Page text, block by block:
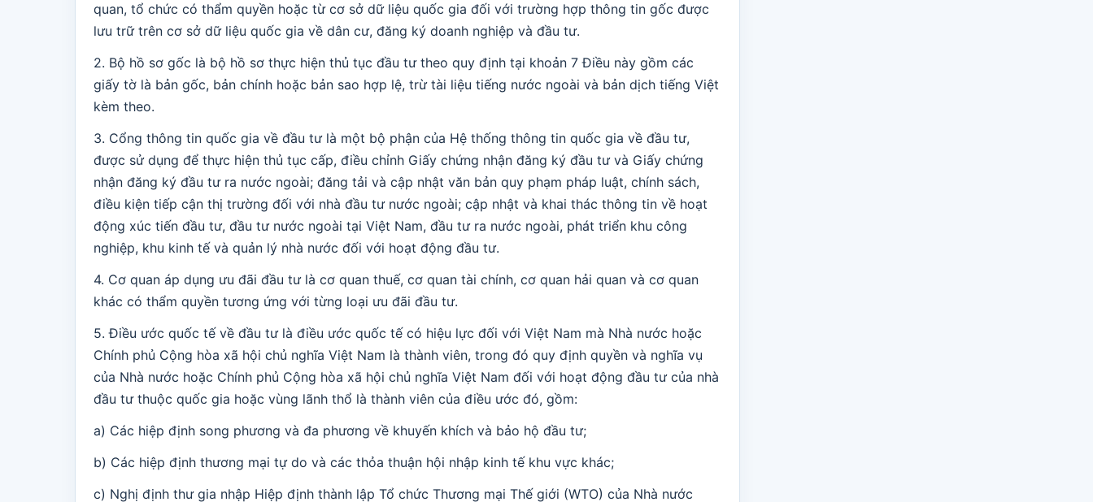
quan, tổ chức có thẩm quyền hoặc từ cơ sở dữ liệu quốc gia đối với trường hợp thông tin gốc được
lưu trữ trên cơ sở dữ liệu quốc gia về dân cư, đăng ký doanh nghiệp và đầu tư.
2. Bộ hồ sơ gốc là bộ hồ sơ thực hiện thủ tục đầu tư theo quy định tại khoản 7 Điều này gồm các
giấy tờ là bản gốc, bản chính hoặc bản sao hợp lệ, trừ tài liệu tiếng nước ngoài và bản dịch tiếng Việt
kèm theo.
3. Cổng thông tin quốc gia về đầu tư là một bộ phận của Hệ thống thông tin quốc gia về đầu tư,
được sử dụng để thực hiện thủ tục cấp, điều chỉnh Giấy chứng nhận đăng ký đầu tư và Giấy chứng
nhận đăng ký đầu tư ra nước ngoài; đăng tải và cập nhật văn bản quy phạm pháp luật, chính sách,
điều kiện tiếp cận thị trường đối với nhà đầu tư nước ngoài; cập nhật và khai thác thông tin về hoạt
động xúc tiến đầu tư, đầu tư nước ngoài tại Việt Nam, đầu tư ra nước ngoài, phát triển khu công
nghiệp, khu kinh tế và quản lý nhà nước đối với hoạt động đầu tư.
4. Cơ quan áp dụng ưu đãi đầu tư là cơ quan thuế, cơ quan tài chính, cơ quan hải quan và cơ quan
khác có thẩm quyền tương ứng với từng loại ưu đãi đầu tư.
5. Điều ước quốc tế về đầu tư là điều ước quốc tế có hiệu lực đối với Việt Nam mà Nhà nước hoặc
Chính phủ Cộng hòa xã hội chủ nghĩa Việt Nam là thành viên, trong đó quy định quyền và nghĩa vụ
của Nhà nước hoặc Chính phủ Cộng hòa xã hội chủ nghĩa Việt Nam đối với hoạt động đầu tư của nhà
đầu tư thuộc quốc gia hoặc vùng lãnh thổ là thành viên của điều ước đó, gồm:
a) Các hiệp định song phương và đa phương về khuyến khích và bảo hộ đầu tư;
b) Các hiệp định thương mại tự do và các thỏa thuận hội nhập kinh tế khu vực khác;
c) Nghị định thư gia nhập Hiệp định thành lập Tổ chức Thương mại Thế giới (WTO) của Nhà nước